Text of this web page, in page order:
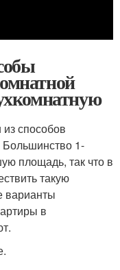
способов
1-
площадь, так что в
такую
варианты
в